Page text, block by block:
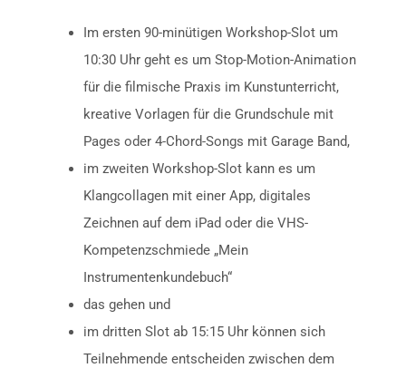
Im ersten 90-minütigen Workshop-Slot um
10:30 Uhr geht es um Stop-Motion-Animation
für die filmische Praxis im Kunstunterricht,
kreative Vorlagen für die Grundschule mit
Pages oder 4-Chord-Songs mit Garage Band,
im zweiten Workshop-Slot kann es um
Klangcollagen mit einer App, digitales
Zeichnen auf dem iPad oder die VHS-
Kompetenzschmiede „Mein
Instrumentenkundebuch“
das gehen und
im dritten Slot ab 15:15 Uhr können sich
Teilnehmende entscheiden zwischen dem